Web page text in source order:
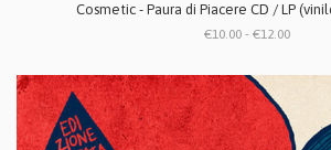
Cosmetic - Paura di Piacere CD / LP
€10.00 - €12.00